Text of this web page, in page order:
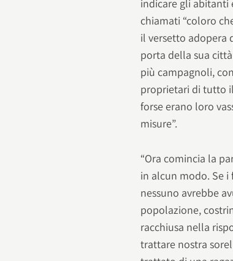
indicare gli abitanti
chiamati “coloro
il versetto adopera
porta della sua
più campagnoli,
proprietari di tutto
forse erano loro
misure”.
“Ora comincia la
in alcun modo. Se
nessuno avrebbe
popolazione,
racchiusa nella
trattare nostra